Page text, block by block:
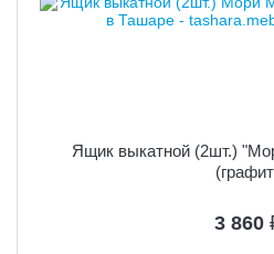
Ящик выкатной (2шт.)
3 860